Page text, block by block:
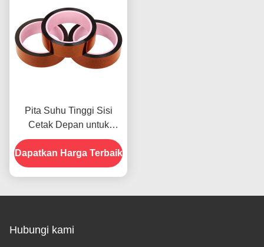
Pita Suhu Tinggi Sisi
Cetak Depan untuk
Produk Dalam Stok
Dapatkan Harga Terbaik
Hubungi kami